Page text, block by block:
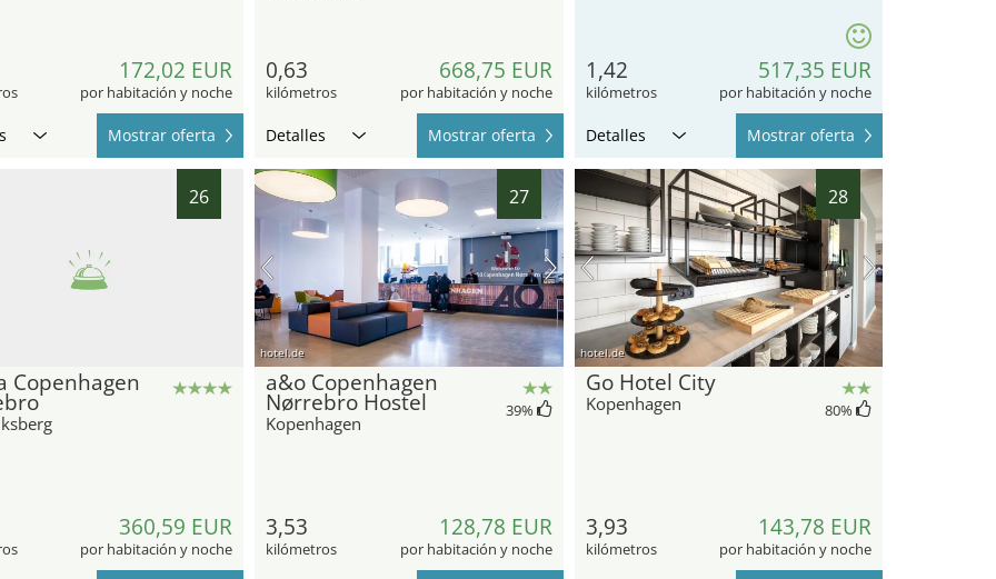
172,02 EUR
por habitación y noche
Mostrar oferta
0,63
kilómetros
668,75 EUR
por habitación y noche
Detalles Mostrar oferta
1,42
kilómetros
517,35 EUR
por habitación y noche
Detalles Mostrar oferta
26
Copenhagen
360,59 EUR
por habitación y noche
27
hotel.de
a&o Copenhagen
Nørrebro Hostel
Kopenhagen
39%
3,53
kilómetros
128,78 EUR
por habitación y noche
28
hotel.de
Go Hotel City
Kopenhagen 80%
3,93
kilómetros
143,78 EUR
por habitación y noche